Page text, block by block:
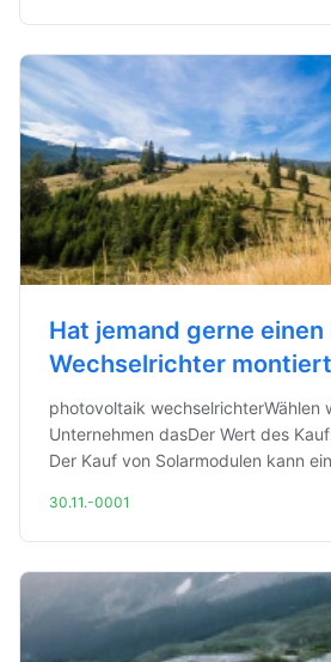
Hat jemand gerne einen
Wechselrichter
photovoltaik wechselrichterWählen
Unternehmen dasDer Wert des
Der Kauf von Solarmodulen kann
30.11.-0001